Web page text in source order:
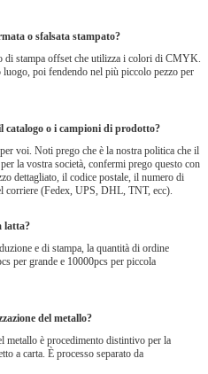
o sfalsata stampato?
di stampa offset che utilizza i colori di CMYK.
poi fendendo nel più piccolo pezzo per
catalogo o i campioni di prodotto?
voi. Noti prego che è la nostra politica che il
la vostra società, confermi prego questo con
dettagliato, il codice postale, il numero di
corriere (Fedex, UPS, DHL, TNT, ecc).
latta?
e di stampa, la quantità di ordine
per grande e 10000pcs per piccola
del metallo?
metallo è procedimento distintivo per la
a carta. È processo separato da